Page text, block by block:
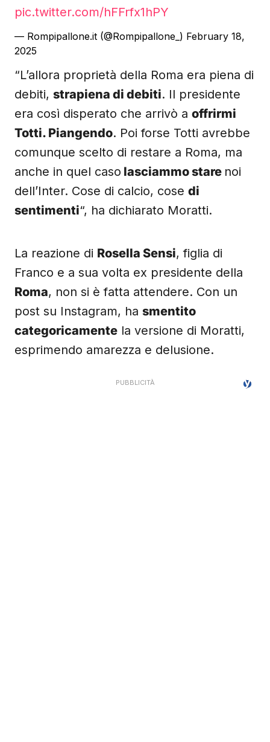
pic.twitter.com/hFFrfx1hPY
— Rompipallone.it (@Rompipallone_) February 18,
2025
“L’allora proprietà della Roma era piena di
debiti, strapiena di debiti. Il presidente
era così disperato che arrivò a offrirmi
Totti. Piangendo. Poi forse Totti avrebbe
comunque scelto di restare a Roma, ma
anche in quel caso lasciammo stare noi
dell’Inter. Cose di calcio, cose di
sentimenti“, ha dichiarato Moratti.
La reazione di Rosella Sensi, figlia di
Franco e a sua volta ex presidente della
Roma, non si è fatta attendere. Con un
post su Instagram, ha smentito
categoricamente la versione di Moratti,
esprimendo amarezza e delusione.